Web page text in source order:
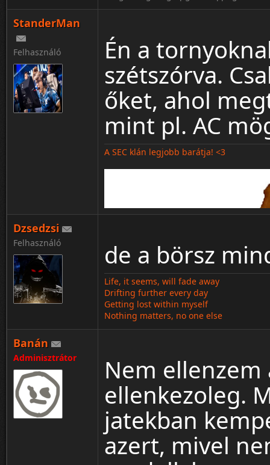
StanderMan
Felhasználó
Én a
szétszórva.
őket, ahol
mint pl. AC
A SEC klán legjobb barátja! <3
:Q
Dzsedzsi
Felhasználó de a börsz
Life, it seems, will fade away
Drifting further every day
Getting lost within myself
Nothing matters, no one else
Banán
Adminisztrátor
Nem
ellenkezoleg.
jatekban
azert, mivel